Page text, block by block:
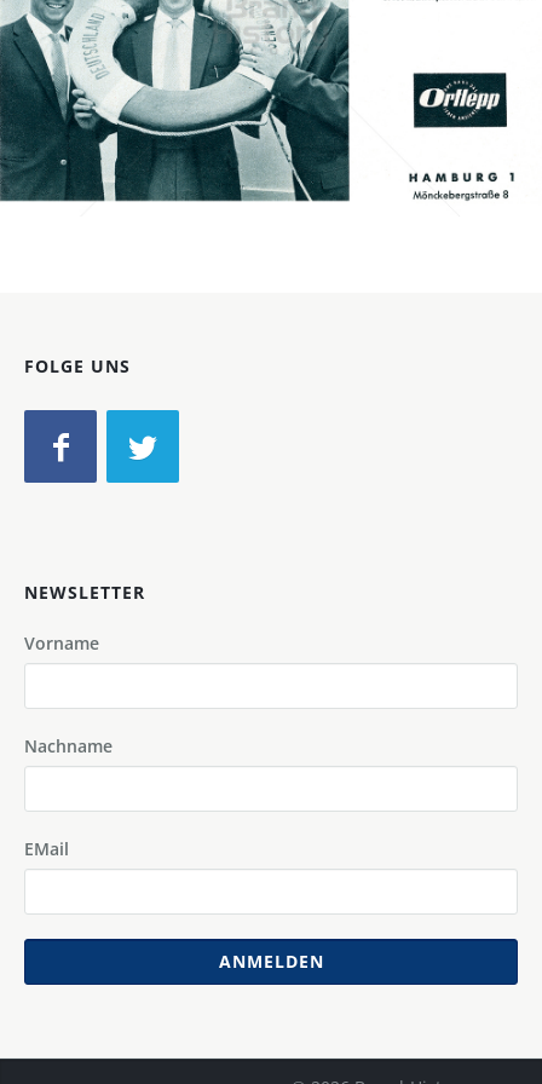
Ortlepp-Mode Ortlepp-Mode 1958
Bild-ID: 70227
FOLGE UNS
NEWSLETTER
Vorname
Nachname
EMail
ANMELDEN